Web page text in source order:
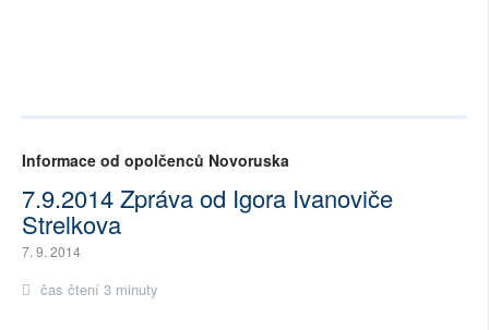
Informace od opolčenců Novoruska
7.9.2014 Zpráva od Igora Ivanoviče
Strelkova
7. 9. 2014
čas čtení 3 minuty